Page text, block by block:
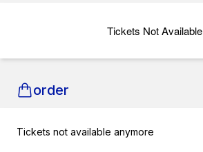
Tickets Not Available
order
Tickets not available anymore